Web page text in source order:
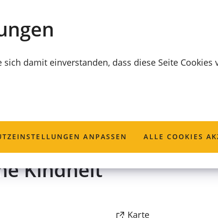
damit einverstanden, dass diese Seite Cookies
ANPASSEN ALLE COOKIES
Kindheit
Karte
(Öffnet